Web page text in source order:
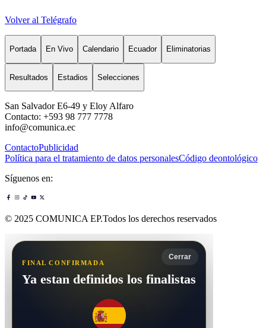
Volver al Telégrafo
Portada En Vivo Calendario Ecuador Eliminatorias
Resultados Estadios Selecciones
San Salvador E6-49 y Eloy Alfaro
Contacto: +593 98 777 7778
info@comunica.ec
ContactoPublicidad
Política para el tratamiento de datos personalesCódigo deontológico
Síguenos en:
© 2025 COMUNICA EP.Todos los derechos reservados
Cerrar
FINAL CONFIRMADA
Ya estan definidos los finalistas